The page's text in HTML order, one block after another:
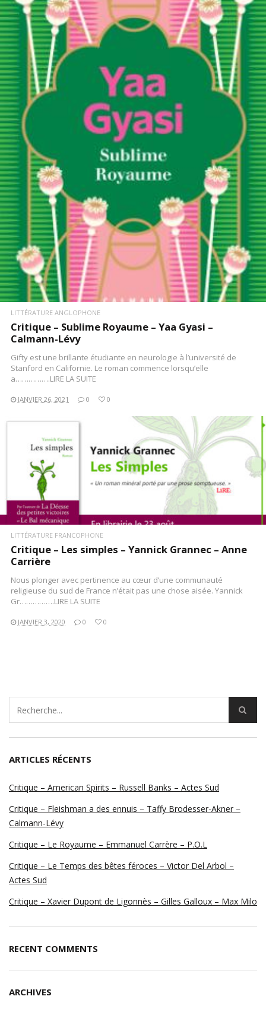
LIRE LA SUITE
LITTÉRATURE ANGLOPHONE
Critique – Sublime Royaume – Yaa Gyasi –
Calmann-Lévy
Gifty est une brillante étudiante en neurologie à l’université de
Stanford en Californie. Le roman commence lorsqu’elle
a…………….LIRE LA SUITE
JANVIER 26, 2021 0 0
LIRE LA SUITE
LITTÉRATURE FRANCOPHONE
Critique – Les simples – Yannick Grannec – Anne
Carrière
Nous plonger avec pertinence au cœur d’une communauté
religieuse du sud de France n’était pas une chose aisée. Yannick
Gr…………….LIRE LA SUITE
JANVIER 3, 2020 0 0
ARTICLES RÉCENTS
Critique – American Spirits – Russell Banks – Actes Sud
Critique – Fleishman a des ennuis – Taffy Brodesser-Akner –
Calmann-Lévy
Critique – Le Royaume – Emmanuel Carrère – P.O.L
Critique – Le Temps des bêtes féroces – Victor Del Arbol –
Actes Sud
Critique – Xavier Dupont de Ligonnès – Gilles Galloux – Max Milo
RECENT COMMENTS
ARCHIVES